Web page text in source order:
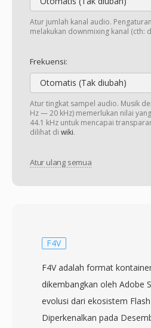
Atur jumlah kanal audio.
melakukan downmixing kanal (cth:
Frekuensi:
Otomatis (Tak diubah)
Atur tingkat sampel audio. Musik
Hz — 20 kHz) memerlukan nilai
44.1 kHz untuk mencapai
dilihat di wiki.
Atur ulang semua
F4V
F4V adalah format
dikembangkan oleh Adobe
evolusi dari ekosistem
Diperkenalkan pada